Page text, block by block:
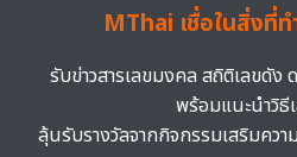
MThai เชื่อในสิ่งที่ท
รับข่าวสารเลขมงคล สถิติเลขดัง
พร้อมแนะนำวิธี
ลุ้นรับรางวัลจากกิจกรรมเสริมคว